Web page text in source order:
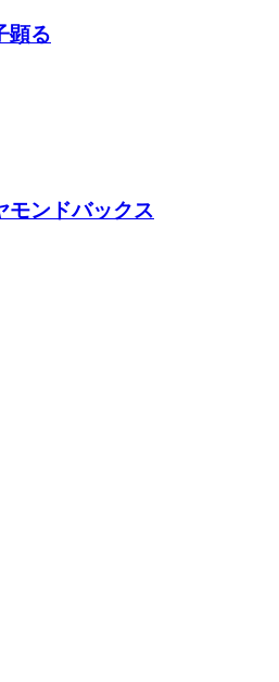
顕る
モンドバックス